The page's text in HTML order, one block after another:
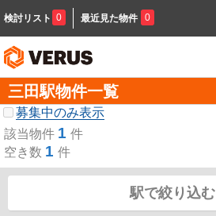
検討リスト 0 最近見た物件 0
三田駅物件一覧
募集中のみ表示
該当物件 1 件
空き数 1 件
駅で絞り込む